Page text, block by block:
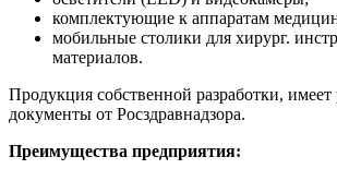
комплектующие к аппаратам
мобильные столики для хирург.
материалов.
Продукция собственной разработки,
документы от Росздравнадзора.
Преимущества предприятия: